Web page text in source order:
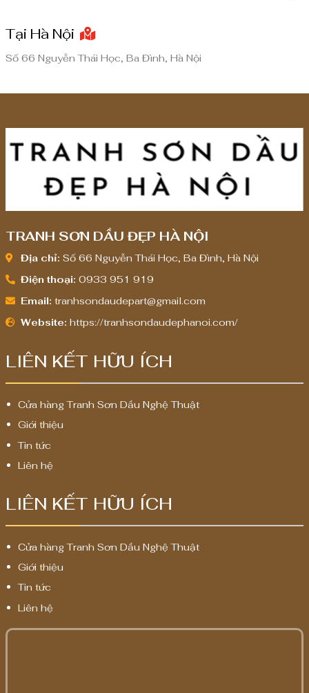
Tại Hà Nội
Số 66 Nguyễn Thái Học, Ba Đình, Hà Nội
TRANH SƠN DẦU ĐẸP HÀ NỘI
Địa chỉ: Số 66 Nguyễn Thái Học, Ba Đình, Hà Nội
Điện thoại: 0933 951 919
Email: tranhsondaudepart@gmail.com
Website: https://tranhsondaudephanoi.com/
LIÊN KẾT HỮU ÍCH
Cửa hàng Tranh Sơn Dầu Nghệ Thuật
Giới thiệu
Tin tức
Liên hệ
LIÊN KẾT HỮU ÍCH
Cửa hàng Tranh Sơn Dầu Nghệ Thuật
Giới thiệu
Tin tức
Liên hệ